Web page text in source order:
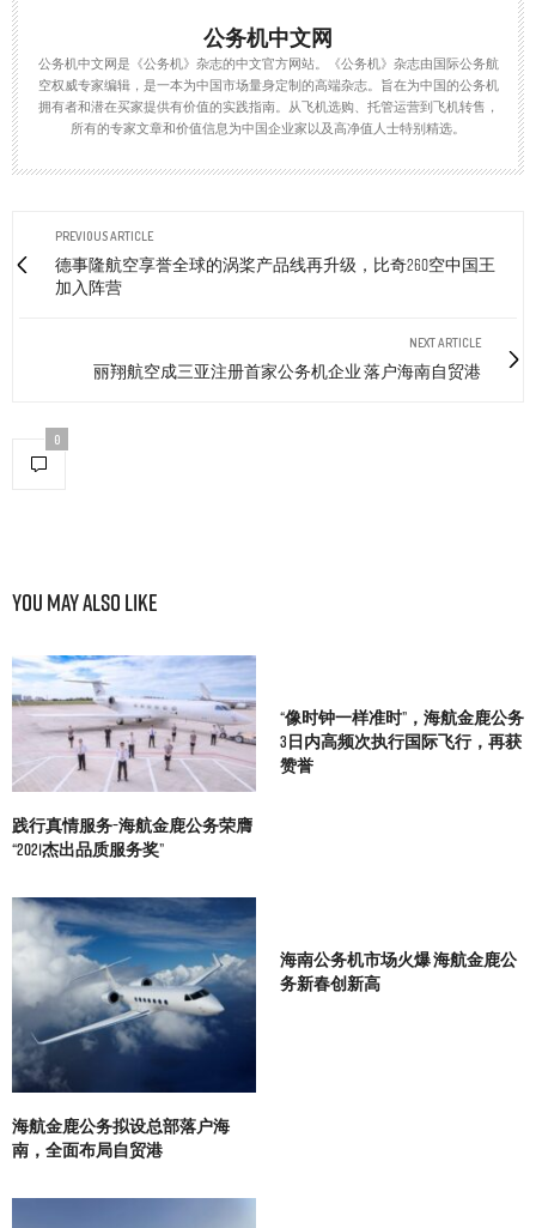
公务机中文网
公务机中文网是《公务机》杂志的中文官方网站。《公务机》杂志由国际公务航
空权威专家编辑，是一本为中国市场量身定制的高端杂志。旨在为中国的公务机
拥有者和潜在买家提供有价值的实践指南。从飞机选购、托管运营到飞机转售，
所有的专家文章和价值信息为中国企业家以及高净值人士特别精选。
PREVIOUS ARTICLE
德事隆航空享誉全球的涡桨产品线再升级，比奇260空中国王
加入阵营
NEXT ARTICLE
丽翔航空成三亚注册首家公务机企业 落户海南自贸港
0
You May Also Like
践行真情服务–海航金鹿公务荣膺
“2021杰出品质服务奖”
“像时钟一样准时”，海航金鹿公务
3日内高频次执行国际飞行，再获
赞誉
海航金鹿公务拟设总部落户海
南，全面布局自贸港
海南公务机市场火爆 海航金鹿公
务新春创新高